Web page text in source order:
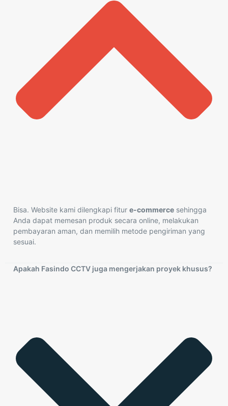
Bisa. Website kami dilengkapi fitur e-commerce sehingga
Anda dapat memesan produk secara online, melakukan
pembayaran aman, dan memilih metode pengiriman yang
sesuai.
Apakah Fasindo CCTV juga mengerjakan proyek khusus?